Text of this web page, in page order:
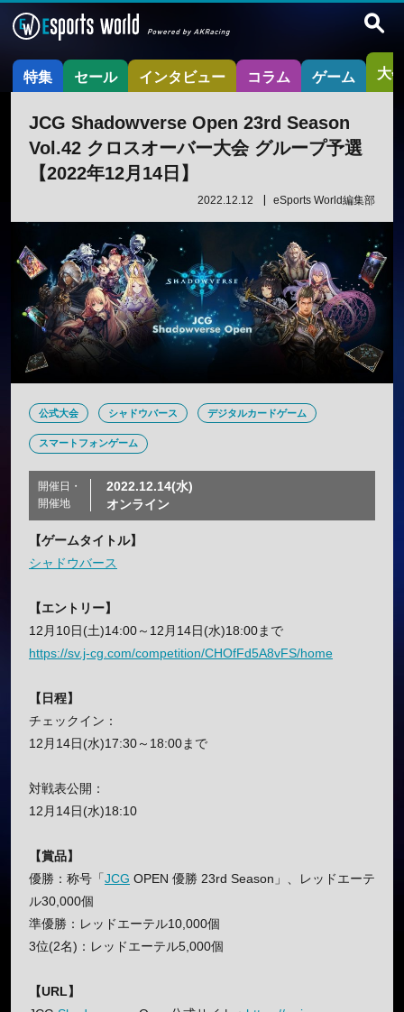
特集 セール インタビュー コラム ゲーム 大
JCG Shadowverse Open 23rd Season
Vol.42 クロスオーバー大会 グループ予選
【2022年12月14日】
2022.12.12 eSports World編集部
公式大会 シャドウバース デジタルカードゲーム
スマートフォンゲーム
開催日・
開催地
2022.12.14(水)
オンライン
【ゲームタイトル】
シャドウバース
【エントリー】
12月10日(土)14:00～12月14日(水)18:00まで
https://sv.j-cg.com/competition/CHOfFd5A8vFS/home
【日程】
チェックイン：
12月14日(水)17:30～18:00まで
対戦表公開：
12月14日(水)18:10
【賞品】
優勝：称号「JCG OPEN 優勝 23rd Season」、レッドエーテ
ル30,000個
準優勝：レッドエーテル10,000個
3位(2名)：レッドエーテル5,000個
【URL】